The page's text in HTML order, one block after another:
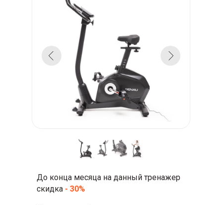
До конца месяца на данный тренажер
скидка - 30%